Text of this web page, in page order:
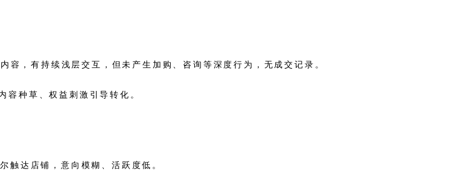
，有持续浅层交互，但未产生加购、咨询等深度行为，无成交记录。
容种草、权益刺激引导转化。
触达店铺，意向模糊、活跃度低。